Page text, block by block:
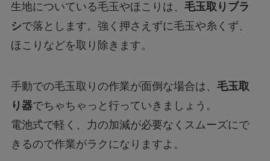
生地についている毛玉やほこりは、 毛玉取りブラ
シで落とします。強く押さえずに毛玉や糸くず、
ほこりなどを取り除きます。
手動での毛玉取りの作業が面倒な場合は、 毛玉取
り器でちゃちゃっと行っていきましょう。
電池式で軽く、力の加減が必要なくスムーズにで
きるので作業がラクになりますよ。